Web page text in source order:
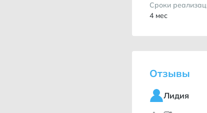
Сроки
4 мес
Отзывы
Лидия